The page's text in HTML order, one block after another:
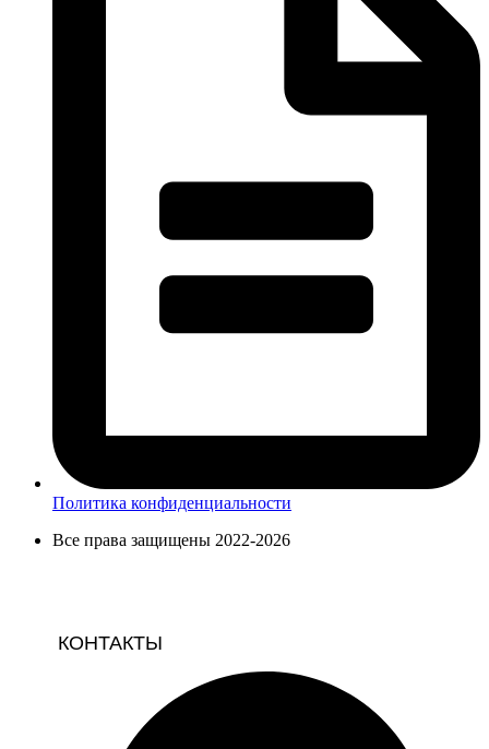
Политика конфиденциальности
Все права защищены 2022-2026
КОНТАКТЫ